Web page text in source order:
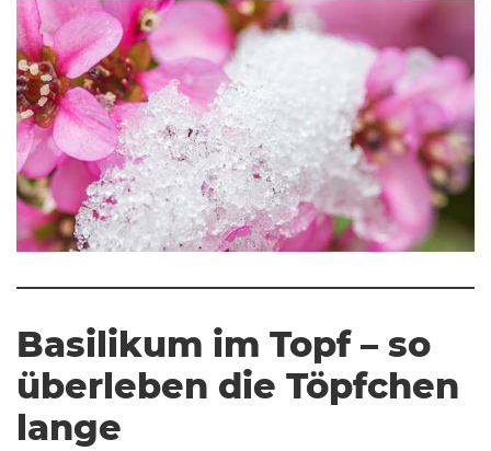
Basilikum im Topf – so
überleben die Töpfchen
lange